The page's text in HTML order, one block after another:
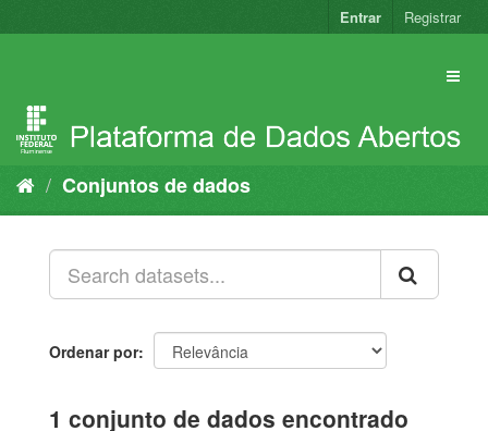
para
Entrar Registrar
Conjuntos de dados
Ordenar por
1 conjunto de dados encontrado